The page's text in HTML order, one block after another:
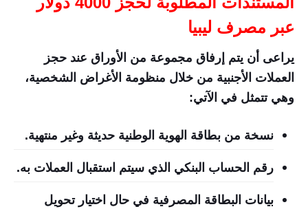
عبر مصرف ليبيا
يراعى أن يتم إرفاق مجموعة من الأوراق عند حجز
العملات الأجنبية من خلال منظومة الأغراض الشخصية،
وهي تتمثل في الآتي:
نسخة من بطاقة الهوية الوطنية حديثة وغير منتهية.
رقم الحساب البنكي الذي سيتم استقبال العملات به.
بيانات البطاقة المصرفية في حال اختيار تحويل